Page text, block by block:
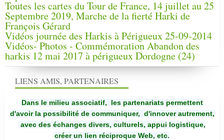
Toutes les cartes du Tour de France, 14 juillet au 25
Septembre 2019, Marche de la fierté Harki de
François Gérard
Vidéos journée des Harkis à Périgueux 25-09-2014
Vidéos- Photos - Commémoration Abandon des
harkis 12 mai 2017 à périgueux Dordogne (24)
LIENS AMIS, PARTENAIRES
Dans le milieu associatif, les partenariats permettent
d'avoir la possibilité de communiquer, d'innover autrement,
avec des échanges divers, culturels, appui logistique,
créer un lien réciproque Web, etc.